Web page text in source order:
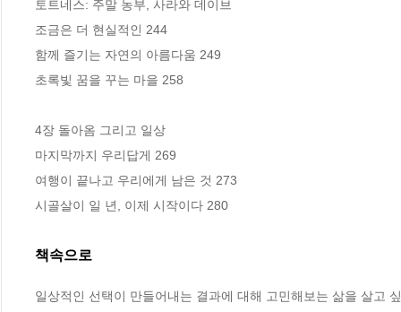
토트네스: 주말 농부, 사라와 데이브
조금은 더 현실적인 244
함께 즐기는 자연의 아름다움 249
초록빛 꿈을 꾸는 마을 258
4장 돌아옴 그리고 일상
마지막까지 우리답게 269
여행이 끝나고 우리에게 남은 것 273
시골살이 일 년, 이제 시작이다 280
책속으로
일상적인 선택이 만들어내는 결과에 대해 고민해보는 삶을 살고